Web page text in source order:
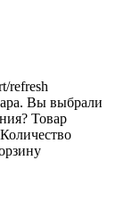
refresh
Вы выбрали
Товар
Количество